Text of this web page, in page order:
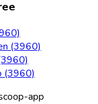
(3960)
(3960)
app